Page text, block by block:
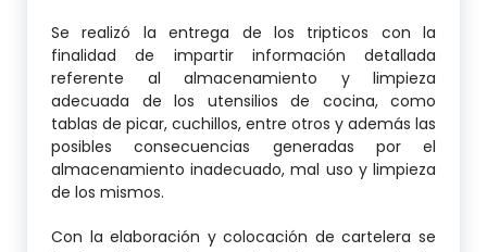
Se realizó la entrega de los tripticos con la
finalidad de impartir información detallada
referente al almacenamiento y limpieza
adecuada de los utensilios de cocina, como
tablas de picar, cuchillos, entre otros y además las
posibles consecuencias generadas por el
almacenamiento inadecuado, mal uso y limpieza
de los mismos.
Con la elaboración y colocación de cartelera se